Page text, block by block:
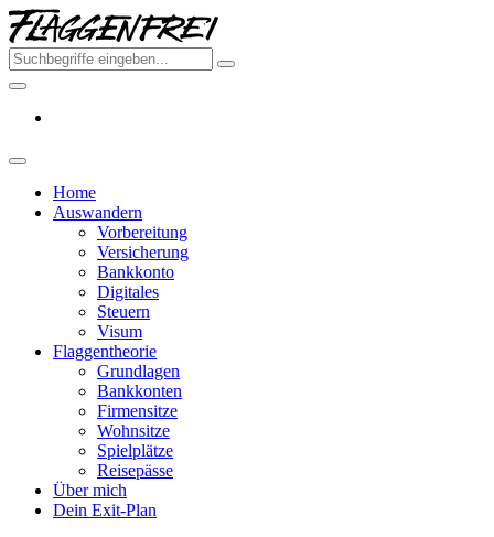
Skip
to
the
content
Home
Auswandern
Vorbereitung
Versicherung
Bankkonto
Digitales
Steuern
Visum
Flaggentheorie
Grundlagen
Bankkonten
Firmensitze
Wohnsitze
Spielplätze
Reisepässe
Über mich
Dein Exit-Plan